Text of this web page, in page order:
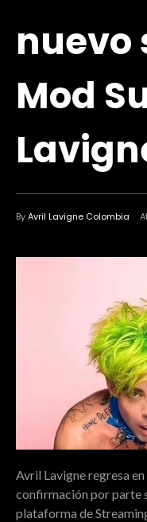
nuevo
Mod
ByAvril Lavigne Colombia
Avril Lavigne regresa
confirmación por parte
plataforma de